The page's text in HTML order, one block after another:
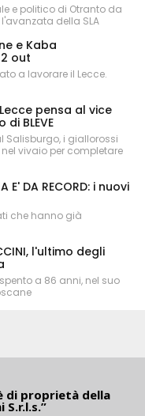
e politico di Otranto da
della SLA
e Kaba
out
a lavorare il Lecce.
Lecce pensa al vice
BLEVE
Salisburgo, i giallorossi
vivaio per completare
E' DA RECORD: i nuovi
che hanno già
l'ultimo degli
a 86 anni, nel suo
di proprietà della
S.r.l.s.”